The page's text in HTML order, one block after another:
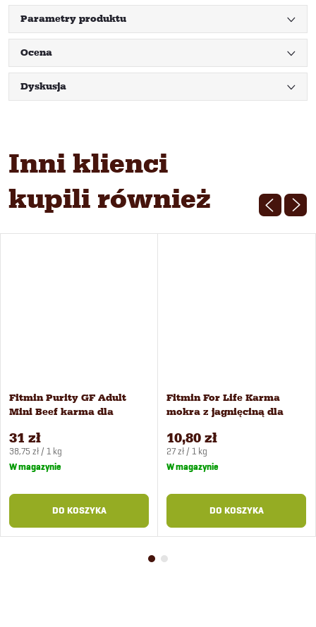
Parametry produktu
Ocena
Dyskusja
Inni klienci
kupili również
Fitmin Purity GF Adult
Mini Beef karma dla
31 zł
Cena
jednostkowa:
38,75 zł / 1 kg
W magazynie
DO KOSZYKA
Fitmin For Life Karma
mokra z jagnięciną dla
10,80 zł
Cena
jednostkowa:
27 zł / 1 kg
W magazynie
DO KOSZYKA